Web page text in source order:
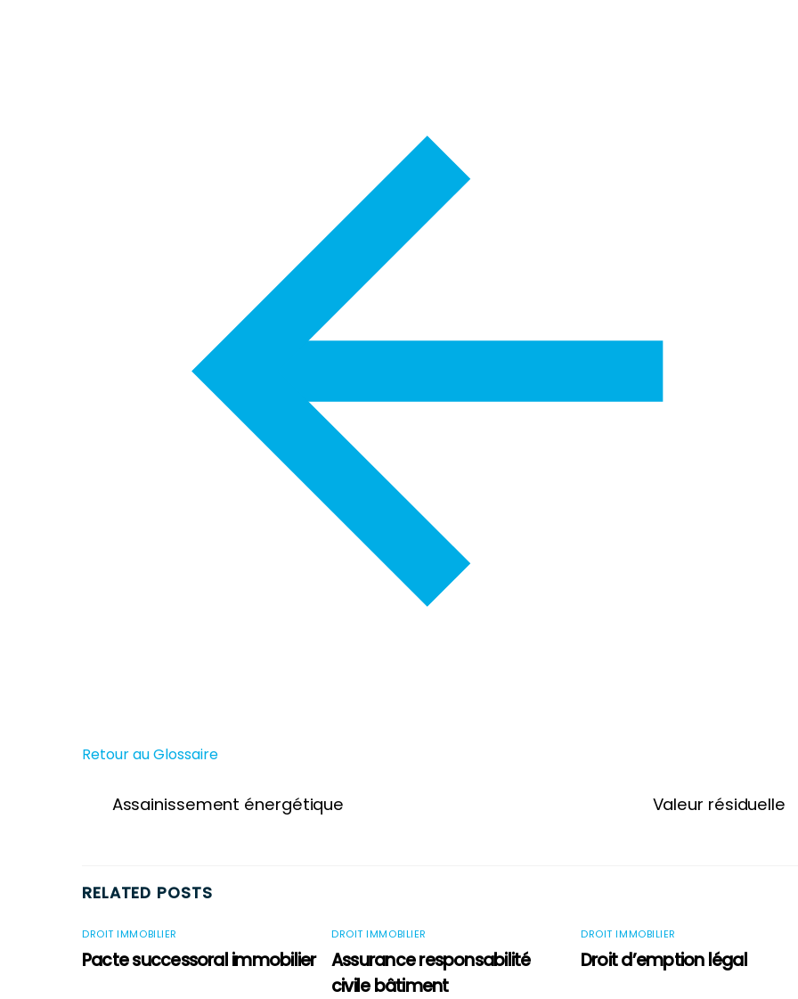
Retour au Glossaire
Assainissement énergétique Valeur résiduelle
RELATED POSTS
DROIT IMMOBILIER
Pacte successoral immobilier
DROIT IMMOBILIER
Assurance responsabilité
civile bâtiment
DROIT IMMOBILIER
Droit d’emption légal